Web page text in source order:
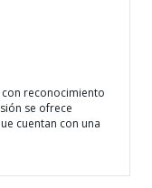
reconocimiento
se ofrece
cuentan con una